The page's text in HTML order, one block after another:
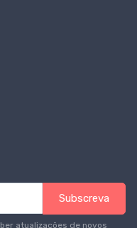
Subscreva
atualizações de novos